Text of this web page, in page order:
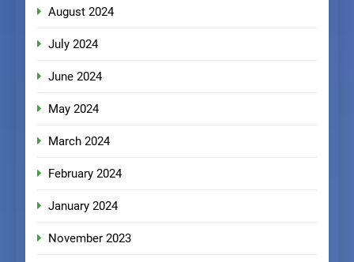
August 2024
July 2024
June 2024
May 2024
March 2024
February 2024
January 2024
November 2023